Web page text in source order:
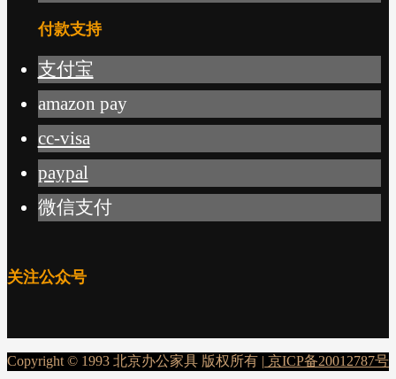
付款支持
支付宝
amazon pay
cc-visa
paypal
微信支付
关注公众号
Copyright © 1993 北京办公家具 版权所有 | 京ICP备20012787号